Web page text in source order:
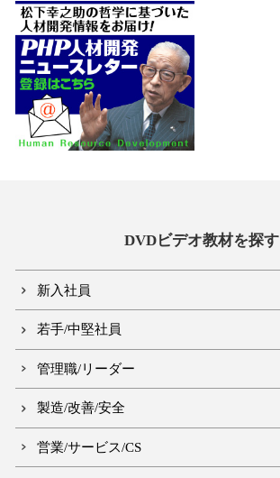
DVDビデオ教材を探す
新入社員
若手/中堅社員
管理職/リーダー
製造/改善/安全
営業/サービス/CS